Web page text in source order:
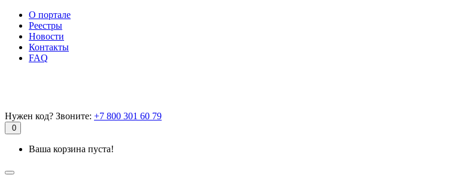
О портале
Реестры
Новости
Контакты
FAQ
Нужен код? Звоните: +7 800 301 60 79
0
Ваша корзина пуста!